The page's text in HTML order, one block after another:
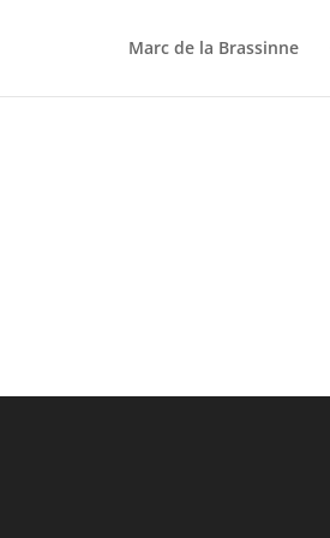
Marc de la Brassinne